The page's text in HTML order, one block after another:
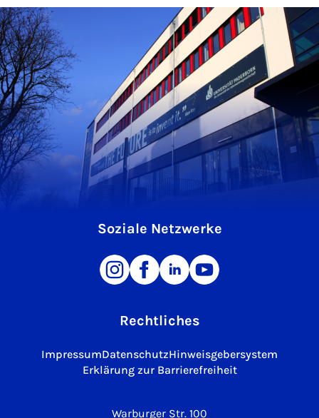
Warburger Str. 100
Soziale Netzwerke
Rechtliches
ImpressumDatenschutzHinweisgebersystem
Erklärung zur Barrierefreiheit